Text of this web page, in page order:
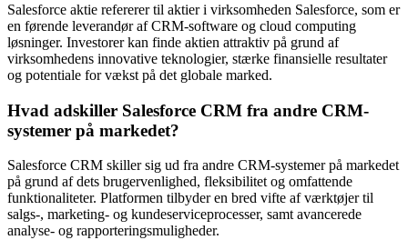
Salesforce aktie refererer til aktier i virksomheden Salesforce, som er
en førende leverandør af CRM-software og cloud computing
løsninger. Investorer kan finde aktien attraktiv på grund af
virksomhedens innovative teknologier, stærke finansielle resultater
og potentiale for vækst på det globale marked.
Hvad adskiller Salesforce CRM fra andre CRM-
systemer på markedet?
Salesforce CRM skiller sig ud fra andre CRM-systemer på markedet
på grund af dets brugervenlighed, fleksibilitet og omfattende
funktionaliteter. Platformen tilbyder en bred vifte af værktøjer til
salgs-, marketing- og kundeserviceprocesser, samt avancerede
analyse- og rapporteringsmuligheder.